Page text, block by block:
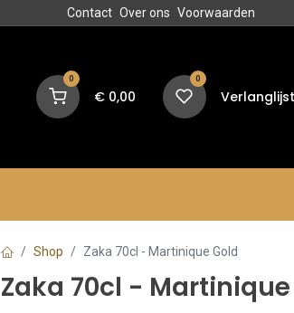
Contact Over ons Voorwaarden
0
€ 0,00
0
Shop Zaka 70cl - Martinique Gold
Zaka 70cl -